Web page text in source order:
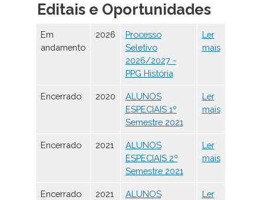
Editais e Oportunidades
Em
andamento
2026
Processo
Seletivo
2026/2027 -
PPG História
Ler
mais
Encerrado 2020
ALUNOS
ESPECIAIS 1º
Semestre 2021
Ler
mais
Encerrado 2021
ALUNOS
ESPECIAIS 2º
Semestre 2021
Ler
mais
Encerrado 2021
ALUNOS
Ler